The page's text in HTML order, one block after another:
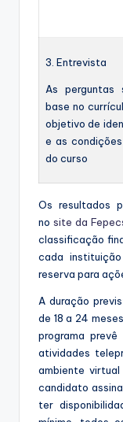
3. Entrevista
As perguntas
base no
objetivo de
e as
do curso
Os resultados
no site da
classificação
cada
reserva para
A duração
de 18 a 24
programa
atividades
ambiente
candidato
ter